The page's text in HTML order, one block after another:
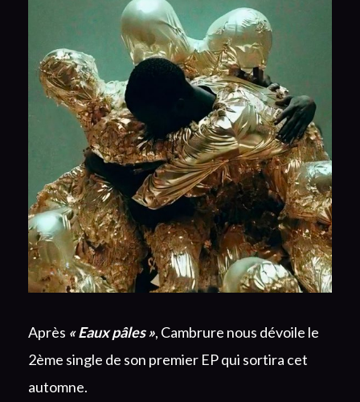
Après « Eaux pâles », Cambrure nous dévoile le
2ème single de son premier EP qui sortira cet
automne.